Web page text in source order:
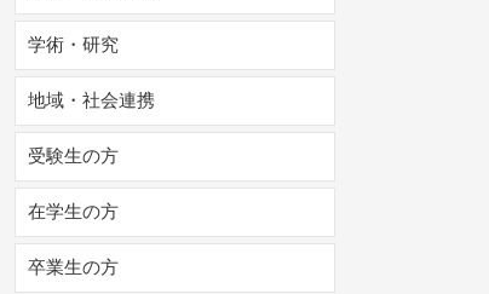
学術・研究
地域・社会連携
受験生の方
在学生の方
卒業生の方